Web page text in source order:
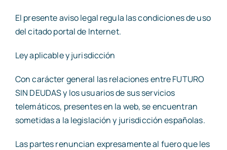
El presente aviso legal regula las condiciones de uso
del citado portal de Internet.
Ley aplicable y jurisdicción
Con carácter general las relaciones entre FUTURO
SIN DEUDAS y los usuarios de sus servicios
telemáticos, presentes en la web, se encuentran
sometidas a la legislación y jurisdicción españolas.
Las partes renuncian expresamente al fuero que les